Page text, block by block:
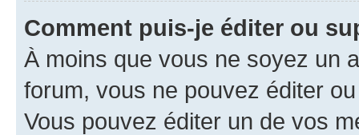
Comment puis-je éditer ou
À moins que vous ne soyez un
forum, vous ne pouvez éditer
Vous pouvez éditer un de vos